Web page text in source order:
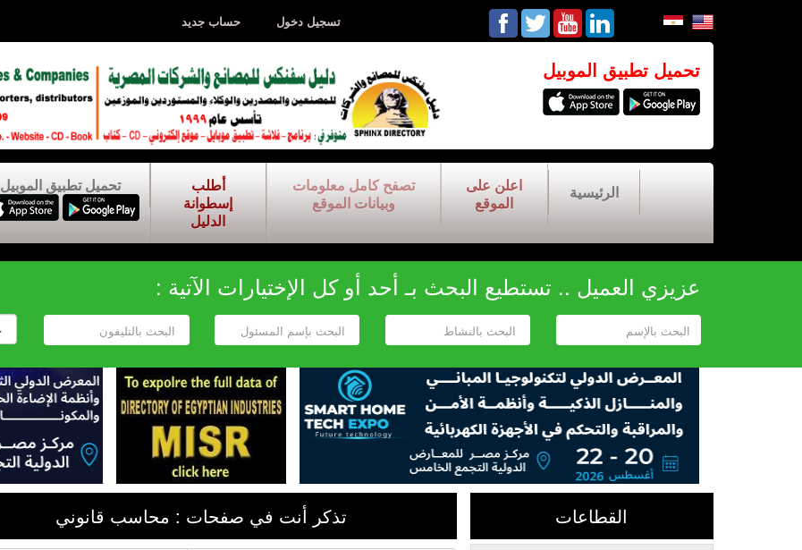
تسجيل دخول حساب جديد
تحميل تطبيق الموبيل
الرئيسية
اعلن على
الموقع
تصفح كامل معلومات
وبيانات الموقع
أطلب
إسطوانة
الدليل
تحميل تطبيق الموبيل
عزيزي العميل .. تستطيع البحث بـ أحد أو كل الإختيارات الآتية :
القطاعات تذكر أنت في صفحات : محاسب قانوني